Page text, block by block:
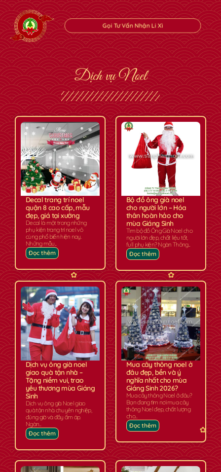
Gọi Tư Vấn Nhận Li Xì
Dịch vụ Noel
Decal trang trí noel
quận 8 cao cấp, mẫu
đẹp, giá tại xưởng
Decal là một trong những
phụ kiện trang trí noel vô
cùng phổ biến hiện nay.
Những mẫu...
Đọc thêm
Bộ đồ ông già noel
cho người lớn – Hóa
thân hoàn hảo cho
mùa Giáng Sinh
Tìm bộ đồ Ông Già Noel cho
người lớn đẹp, chất liệu tốt,
full phụ kiện? Ngàn Thông...
Đọc thêm
Dịch vụ ông già noel
giao quà tận nhà –
Tặng niềm vui, trao
yêu thương mùa Giáng
Sinh
Dịch vụ ông già Noel giao
quà tận nhà chuyên nghiệp,
đúng giờ và đầy ấm áp.
Ngàn...
Đọc thêm
Mua cây thông noel ở
đâu đẹp, bền và ý
nghĩa nhất cho mùa
Giáng Sinh 2026?
Mua cây thông Noel ở đâu?
Bạn đang tìm nơi mua cây
thông Noel đẹp, chất lượng
cho...
Đọc thêm
✿
✿
✿
✿